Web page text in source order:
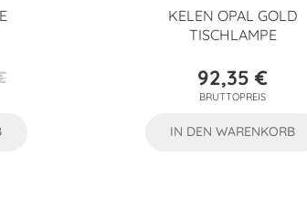
KELEN OPAL GOLD
TISCHLAMPE
Preis
92,35 €
BRUTTOPREIS
IN DEN WARENKORB